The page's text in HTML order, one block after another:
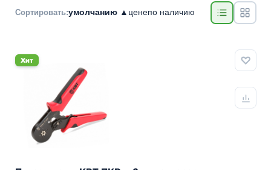
Сортировать:умолчанию ▲ ценепо наличию
Хит